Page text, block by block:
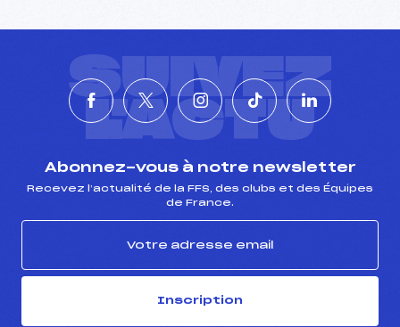
SUIVEZ
L'ACTU
Abonnez-vous à notre newsletter
Recevez l’actualité de la FFS, des clubs et des Équipes
de France.
Inscription